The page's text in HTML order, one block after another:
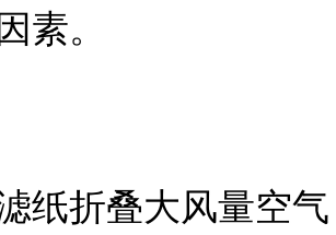
素。
纸折叠大风量空气